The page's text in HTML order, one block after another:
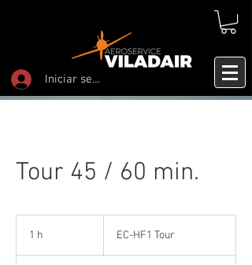
Iniciar sesión
Tour 45 / 60 min.
1 h
HF1
TourEC-HF1 Tour